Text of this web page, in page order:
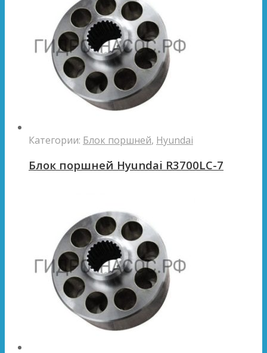
Категории: Блок поршней, Hyundai
Блок поршней Hyundai R3700LC-7